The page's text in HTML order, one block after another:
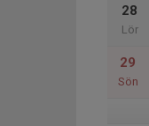
28
Lör
29
Sön